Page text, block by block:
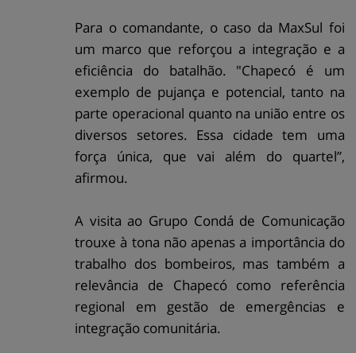
Para o comandante, o caso da MaxSul foi
um marco que reforçou a integração e a
eficiência do batalhão. "Chapecó é um
exemplo de pujança e potencial, tanto na
parte operacional quanto na união entre os
diversos setores. Essa cidade tem uma
força única, que vai além do quartel”,
afirmou.
A visita ao Grupo Condá de Comunicação
trouxe à tona não apenas a importância do
trabalho dos bombeiros, mas também a
relevância de Chapecó como referência
regional em gestão de emergências e
integração comunitária.